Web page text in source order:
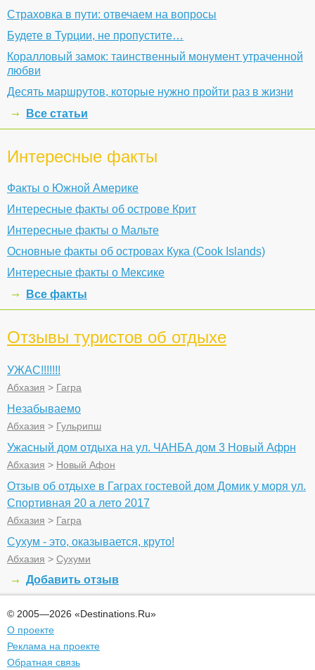
Страховка в пути: отвечаем на вопросы
Будете в Турции, не пропустите…
Коралловый замок: таинственный монумент утраченной
любви
Десять маршрутов, которые нужно пройти раз в жизни
Все статьи
Интересные факты
Факты о Южной Америке
Интересные факты об острове Крит
Интересные факты о Мальте
Основные факты об островах Кука (Cook Islands)
Интересные факты о Мексике
Все факты
Отзывы туристов об отдыхе
УЖАС!!!!!!!
Абхазия > Гагра
Незабываемо
Абхазия > Гульрипш
Ужасный дом отдыха на ул. ЧАНБА дом 3 Новый Афрн
Абхазия > Новый Афон
Отзыв об отдыхе в Гаграх гостевой дом Домик у моря ул.
Спортивная 20 а лето 2017
Абхазия > Гагра
Сухум - это, оказывается, круто!
Абхазия > Сухуми
Добавить отзыв
© 2005—2026 «Destinations.Ru»
О проекте
Реклама на проекте
Обратная связь